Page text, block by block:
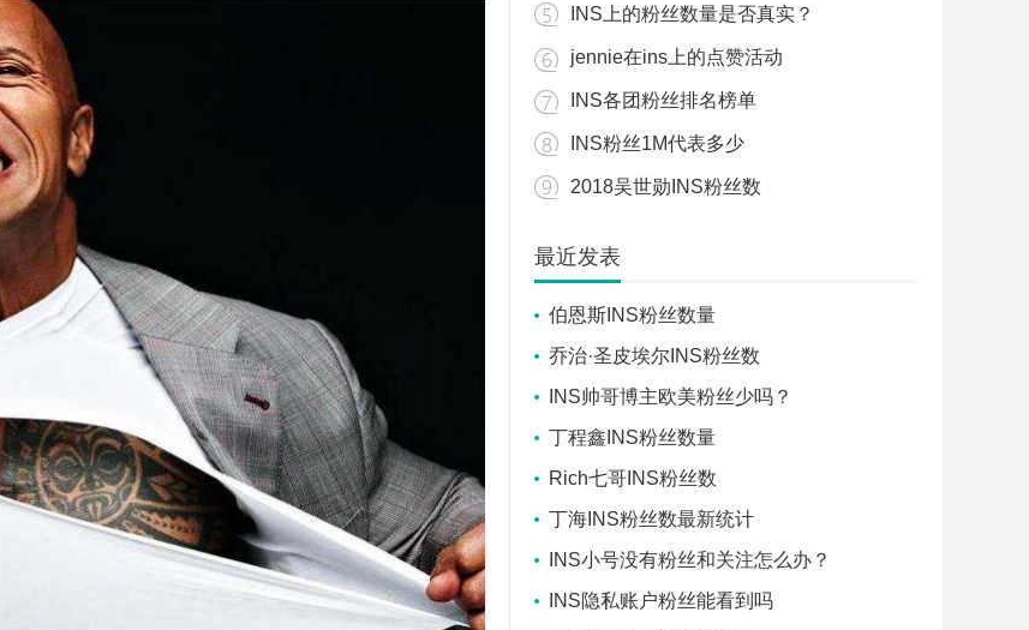
INS上的粉丝数量是否真实？
jennie在ins上的点赞活动
INS各团粉丝排名榜单
INS粉丝1M代表多少
2018吴世勋INS粉丝数
最近发表
伯恩斯INS粉丝数量
乔治·圣皮埃尔INS粉丝数
INS帅哥博主欧美粉丝少吗？
丁程鑫INS粉丝数量
Rich七哥INS粉丝数
丁海INS粉丝数最新统计
INS小号没有粉丝和关注怎么办？
INS隐私账户粉丝能看到吗